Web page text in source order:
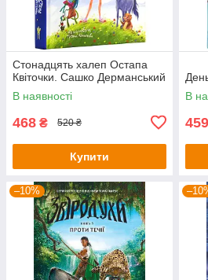
Стонадцять халеп Остапа
Квіточки. Сашко Дерманський
В наявності
468 ₴ 520 ₴
Купити
В
459
–10%